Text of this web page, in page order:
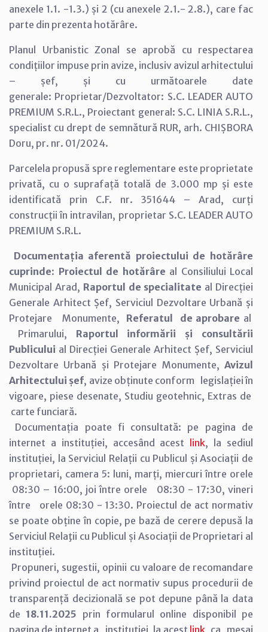
anexele 1.1. -1.3.) și 2 (cu anexele 2.1.- 2.8.), care fac
parte din prezenta hotărâre.
Planul Urbanistic Zonal se aprobă cu respectarea
condițiilor impuse prin avize, inclusiv avizul arhitectului
– șef, și cu următoarele date
generale: Proprietar/Dezvoltator: S.C. LEADER AUTO
PREMIUM S.R.L., Proiectant general: S.C. LINIA S.R.L.,
specialist cu drept de semnătură RUR, arh. CHIȘBORA
Doru, pr. nr. 01/2024.
Parcelela propusă spre reglementare este proprietate
privată, cu o suprafață totală de 3.000 mp și este
identificată prin C.F. nr. 351644 – Arad, curți
construcții în intravilan, proprietar S.C. LEADER AUTO
PREMIUM S.R.L.
Documentația aferentă proiectului de hotărâre
cuprinde: Proiectul de hotărâre al Consiliului Local
Municipal Arad, Raportul de specialitate al Direcției
Generale Arhitect Șef, Serviciul Dezvoltare Urbană și
Protejare Monumente, Referatul de aprobare al
Primarului, Raportul informării și consultării
Publicului al Direcției Generale Arhitect Șef, Serviciul
Dezvoltare Urbană și Protejare Monumente, Avizul
Arhitectului șef, avize obținute conform legislației în
vigoare, piese desenate, Studiu geotehnic, Extras de
carte funciară.
Documentația poate fi consultată: pe pagina de
internet a instituției, accesând acest link, la sediul
instituției, la Serviciul Relații cu Publicul și Asociații de
proprietari, camera 5: luni, marți, miercuri între orele
08:30 – 16:00, joi între orele 08:30 - 17:30, vineri
între orele 08:30 - 13:30. Proiectul de act normativ
se poate obține în copie, pe bază de cerere depusă la
Serviciul Relaţii cu Publicul și Asociații de Proprietari al
instituției.
Propuneri, sugestii, opinii cu valoare de recomandare
privind proiectul de act normativ supus procedurii de
transparență decizională se pot depune până la data
de 18.11.2025 prin formularul online disponibil pe
pagina de internet a instituției, la acest link , ca mesaj